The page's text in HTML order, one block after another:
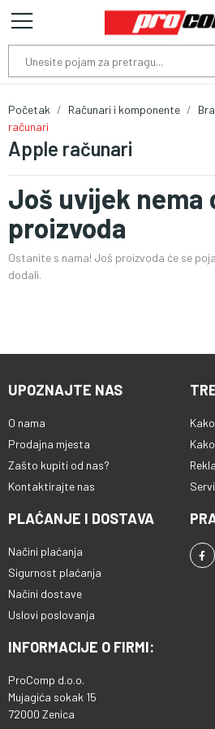
Apple računari
Početak Računari i komponente
računari
Još uvijek nema
proizvoda
Ostanite s nama! Još proizvoda će se
dodali.
UPOZNAJTE NAS
O nama
Prodajna mjesta
Zašto kupiti od nas?
Kontaktirajte nas
PLAĆANJE I DOSTAVA
Načini plaćanja
Sigurnost plaćanja
Načini dostave
Uslovi poslovanja
INFORMACIJE O FIRMI:
ProComp d.o.o.
Mujagića sokak 15
72000 Zenica